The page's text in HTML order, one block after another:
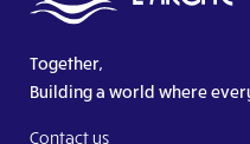
Together,
Building a world where
Contact us